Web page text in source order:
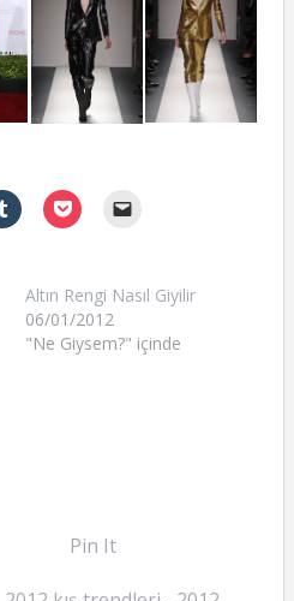
Altın Rengi Nasıl Giyilir
06/01/2012
"Ne Giysem?" içinde
Pin It